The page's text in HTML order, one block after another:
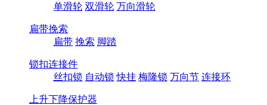
单滑轮 双滑轮 万向滑轮
扁带挽索
扁带 挽索 脚踏
锁扣连接件
丝扣锁 自动锁 快挂 梅隆锁 万向节 连接环
上升下降保护器